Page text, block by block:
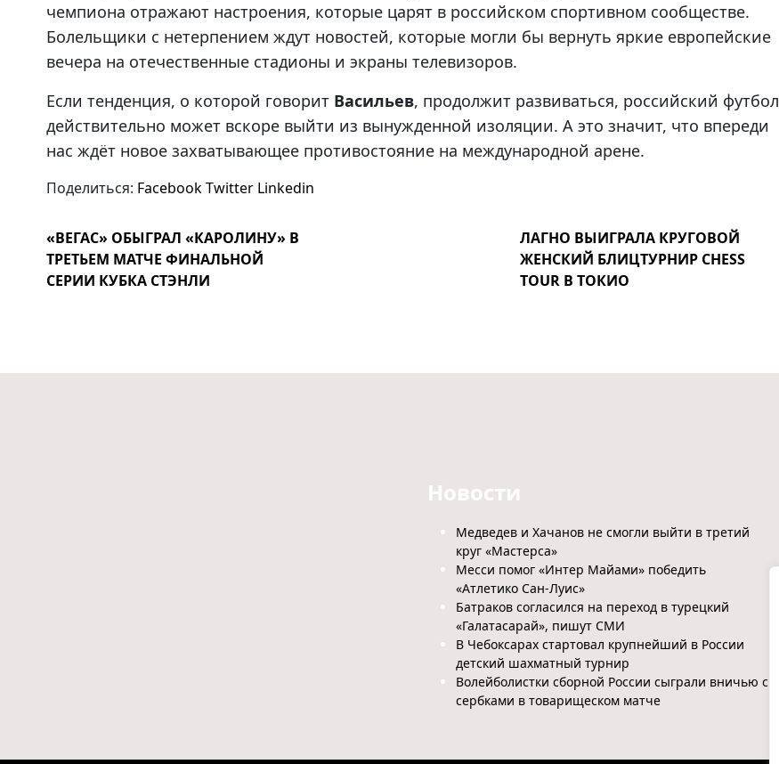
чемпиона отражают настроения, которые царят в российском спортивном сообществе.
Болельщики с нетерпением ждут новостей, которые могли бы вернуть яркие европейские
вечера на отечественные стадионы и экраны телевизоров.
Если тенденция, о которой говорит Васильев, продолжит развиваться, российский футбол
действительно может вскоре выйти из вынужденной изоляции. А это значит, что впереди
нас ждёт новое захватывающее противостояние на международной арене.
Поделиться: FacebookTwitter Linkedin
«ВЕГАС» ОБЫГРАЛ «КАРОЛИНУ» В
ТРЕТЬЕМ МАТЧЕ ФИНАЛЬНОЙ
СЕРИИ КУБКА СТЭНЛИ
ЛАГНО ВЫИГРАЛА КРУГОВОЙ
ЖЕНСКИЙ БЛИЦТУРНИР CHESS
TOUR В ТОКИО
Новости
Медведев и Хачанов не смогли выйти в третий
круг «Мастерса»
Месси помог «Интер Майами» победить
«Атлетико Сан-Луис»
Батраков согласился на переход в турецкий
«Галатасарай», пишут СМИ
В Чебоксарах стартовал крупнейший в России
детский шахматный турнир
Волейболистки сборной России сыграли вничью с
сербками в товарищеском матче